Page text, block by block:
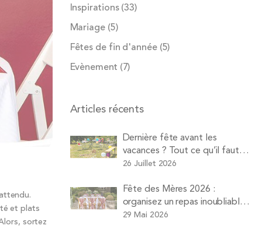
et plats
sortez
Inspirations(33)
Mariage (5)
Fêtes de fin d'année (5)
Evènement (7)
Articles récents
Dernière fête avant les
vacances ? Tout ce qu’il faut
louer pour une soirée d’été
26 Juillet 2026
Fête des Mères 2026 :
organisez un repas inoubliable à
la maison sans vous ruiner ni
29 Mai 2026